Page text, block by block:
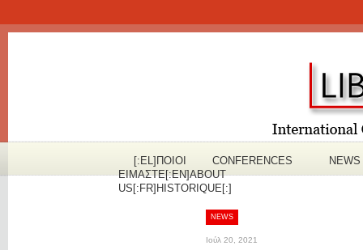
[:EL]ΠOΙΟΙ
ΕΙΜΑΣΤΕ[:EN]ABOUT
US[:FR]HISTORIQUE[:]
CONFERENCES NEWS
NEWS
Ιούλ 20, 2021